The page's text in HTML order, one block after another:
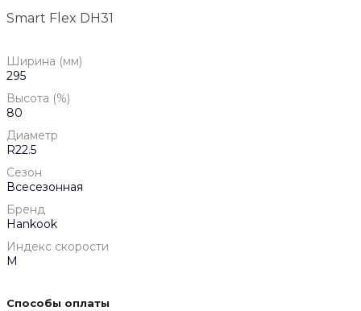
Smart Flex DH31
Ширина (мм)
295
Высота (%)
80
Диаметр
R22.5
Сезон
Всесезонная
Бренд
Hankook
Индекс скорости
M
Способы оплаты